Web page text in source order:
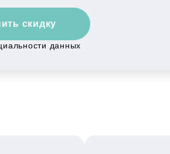
скидку
данных